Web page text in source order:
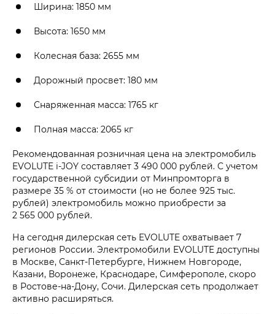
Ширина: 1850 мм
Высота: 1650 мм
Колесная база: 2655 мм
Дорожный просвет: 180 мм
Снаряженная масса: 1765 кг
Полная масса: 2065 кг
Рекомендованная розничная цена на электромобиль
EVOLUTE i‑JOY составляет 3 490 000 рублей. С учетом
государственной субсидии от Минпромторга в
размере 35 % от стоимости (но не более 925 тыс.
рублей) электромобиль можно приобрести за
2 565 000 рублей.
На сегодня дилерская сеть EVOLUTE охватывает 7
регионов России. Электромобили EVOLUTE доступны
в Москве, Санкт-Петербурге, Нижнем Новгороде,
Казани, Воронеже, Краснодаре, Симферополе, скоро
в Ростове-на-Дону, Сочи. Дилерская сеть продолжает
активно расширяться.